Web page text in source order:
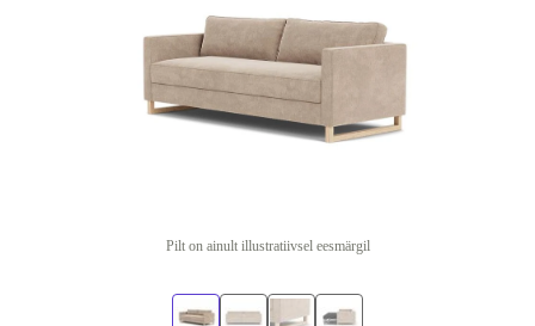
Pilt on ainult illustratiivsel eesmärgil